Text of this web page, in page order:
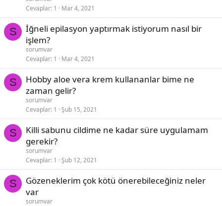
Cevaplar 1 Mar 4, 2021
S
İğneli epilasyon yaptırmak istiyorum nasıl bir
işlem?
sorumvar
Cevaplar 1 Mar 4, 2021
S
Hobby aloe vera krem kullananlar bime ne
zaman gelir?
sorumvar
Cevaplar 1 Şub 15, 2021
S
Killi sabunu cildime ne kadar süre uygulamam
gerekir?
sorumvar
Cevaplar 1 Şub 12, 2021
S
Gözeneklerim çok kötü önerebileceğiniz neler
var
sorumvar